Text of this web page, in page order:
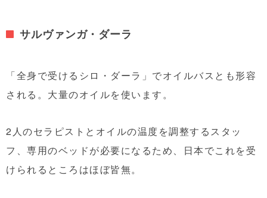
サルヴァンガ・ダーラ
「全身で受けるシロ・ダーラ」でオイルバスとも形容
される。大量のオイルを使います。
2人のセラピストとオイルの温度を調整するスタッ
フ、専用のベッドが必要になるため、日本でこれを受
けられるところはほぼ皆無。